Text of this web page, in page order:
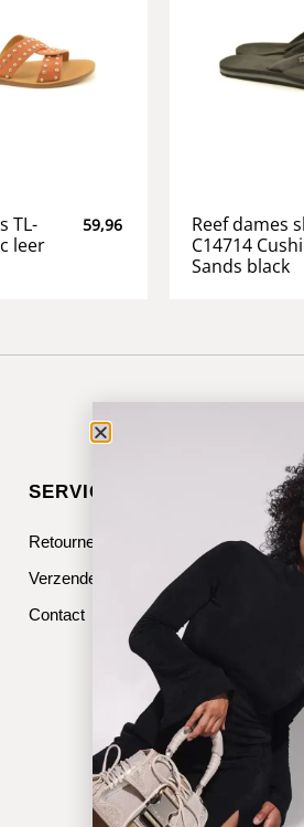
TL-
leer
59,96
Reef dames
C14714
Sands black
SERVICE & CONTACT
Retourneren
Verzenden
Contact